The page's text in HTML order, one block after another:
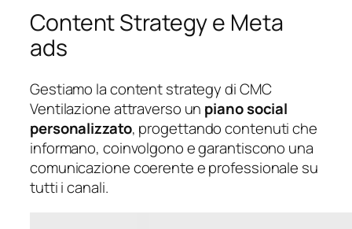
Content Strategy e Meta
ads
Gestiamo la content strategy di CMC
Ventilazione attraverso un piano social
personalizzato, progettando contenuti che
informano, coinvolgono e garantiscono una
comunicazione coerente e professionale su
tutti i canali.